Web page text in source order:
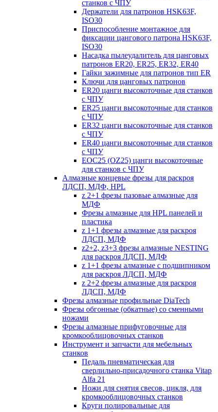
станков с ЧПУ
Держатели для патронов HSK63F,
ISO30
Приспособление монтажное для
фиксации цангового патрона HSK63F,
ISO30
Насадка пылеудалитель для цанговых
патронов ER20, ER25, ER32, ER40
Гайки зажимные для патронов тип ER
Ключи для цанговых патронов
ER20 цанги высокоточные для станков
с ЧПУ
ER25 цанги высокоточные для станков
с ЧПУ
ER32 цанги высокоточные для станков
с ЧПУ
ER40 цанги высокоточные для станков
с ЧПУ
EOC25 (OZ25) цанги высокоточные
для станков с ЧПУ
Алмазные концевые фрезы для раскроя
ЛДСП, МДФ, HPL
z 2+1 фрезы пазовые алмазные для
МДФ
Фрезы алмазные для HPL панелей и
пластика
z 1+1 фрезы алмазные для раскроя
ЛДСП, МДФ
z2+2, z3+3 фрезы алмазные NESTING
для раскроя ЛДСП, МДФ
z 1+1 фрезы алмазные с подшипником
для раскроя ЛДСП, МДФ
z 2+2 фрезы алмазные для раскроя
ЛДСП, МДФ
Фрезы алмазные профильные DiaTech
Фрезы обгонные (обкатные) со сменными
ножами
Фрезы алмазные прифуговочные для
кромкооблицовочных станков
Инструмент и запчасти для мебельных
станков
Педаль пневматическая для
сверлильно-присадочного станка Vitap
Alfa 21
Ножи для снятия свесов, цикля, для
кромкооблицовочных станков
Круги полировальные для